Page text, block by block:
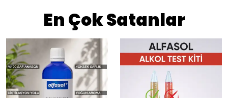
En Çok Satanlar